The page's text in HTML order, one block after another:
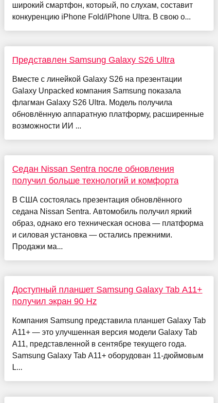
широкий смартфон, который, по слухам, составит
конкуренцию iPhone Fold/iPhone Ultra. В свою о...
Представлен Samsung Galaxy S26 Ultra
Вместе с линейкой Galaxy S26 на презентации
Galaxy Unpacked компания Samsung показала
флагман Galaxy S26 Ultra. Модель получила
обновлённую аппаратную платформу, расширенные
возможности ИИ ...
Седан Nissan Sentra после обновления
получил больше технологий и комфорта
В США состоялась презентация обновлённого
седана Nissan Sentra. Автомобиль получил яркий
образ, однако его техническая основа — платформа
и силовая установка — остались прежними.
Продажи ма...
Доступный планшет Samsung Galaxy Tab A11+
получил экран 90 Hz
Компания Samsung представила планшет Galaxy Tab
A11+ — это улучшенная версия модели Galaxy Tab
A11, представленной в сентябре текущего года.
Samsung Galaxy Tab A11+ оборудован 11-дюймовым
L...